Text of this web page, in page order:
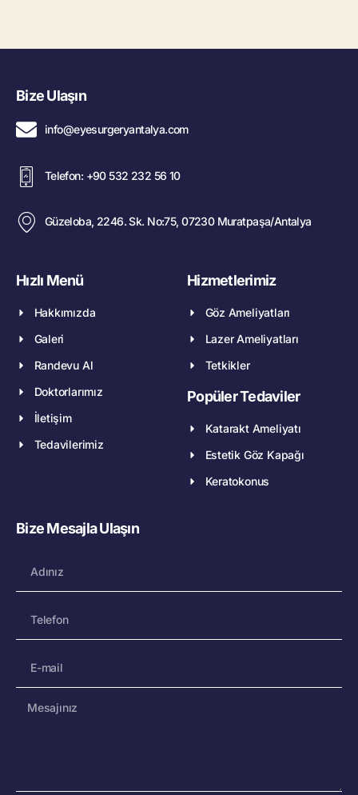
Bize Ulaşın
info@eyesurgeryantalya.com
Telefon: +90 532 232 56 10
Güzeloba, 2246. Sk. No:75, 07230 Muratpaşa/Antalya
Hızlı Menü
Hakkımızda
Galeri
Randevu Al
Doktorlarımız
İletişim
Tedavilerimiz
Hizmetlerimiz
Göz Ameliyatları
Lazer Ameliyatları
Tetkikler
Popüler Tedaviler
Katarakt Ameliyatı
Estetik Göz Kapağı
Keratokonus
Bize Mesajla Ulaşın